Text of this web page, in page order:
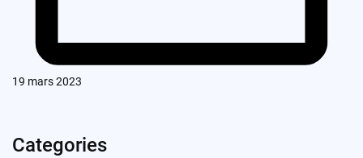
19 mars 2023
Categories